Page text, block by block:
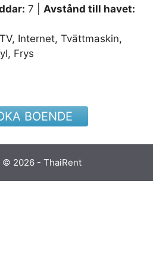
7 | Avstånd till havet:
Internet, Tvättmaskin,
Frys
BOENDE
© 2026 - ThaiRent